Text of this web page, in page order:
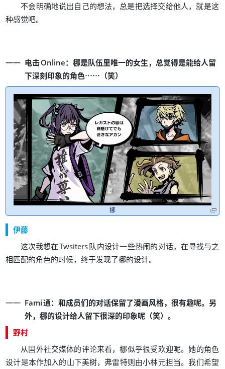
不会明确地说出自己的想法， 总是把选择交给他人，就是这
种感觉吧。
电击Online： 梛是队伍里唯一的女生， 总觉得是能给人留
下深刻印象的角色…… （笑）
梛
伊藤
这次我想在Twsiters队内设计一些热闹的对话，在寻找与之
相匹配的角色的时候，终于发现了梛的设计。
Fami通： 和成员们的对话保留了漫画风格， 很有趣呢。 另
外， 梛的设计给人留下很深的印象呢（笑） 。
野村
从国外社交媒体的评论来看，梛似乎很受欢迎呢。她的角色
设计是本作加入的山下美树， 弗雷特则由小林元担当。我们希望